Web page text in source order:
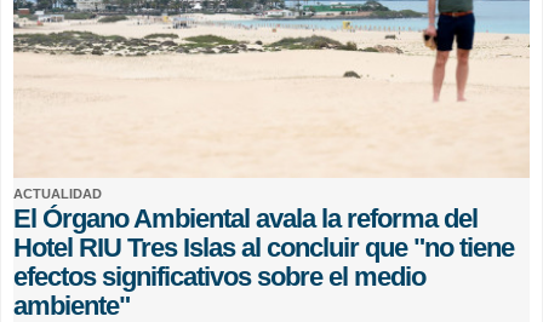
ACTUALIDAD
El Órgano Ambiental avala la reforma del
Hotel RIU Tres Islas al concluir que "no tiene
efectos significativos sobre el medio
ambiente"